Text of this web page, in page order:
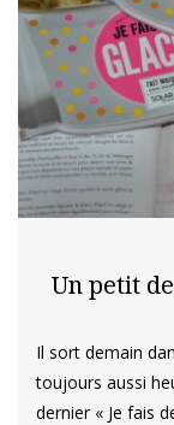
Un petit
Il sort demain
toujours aussi
dernier « Je fais